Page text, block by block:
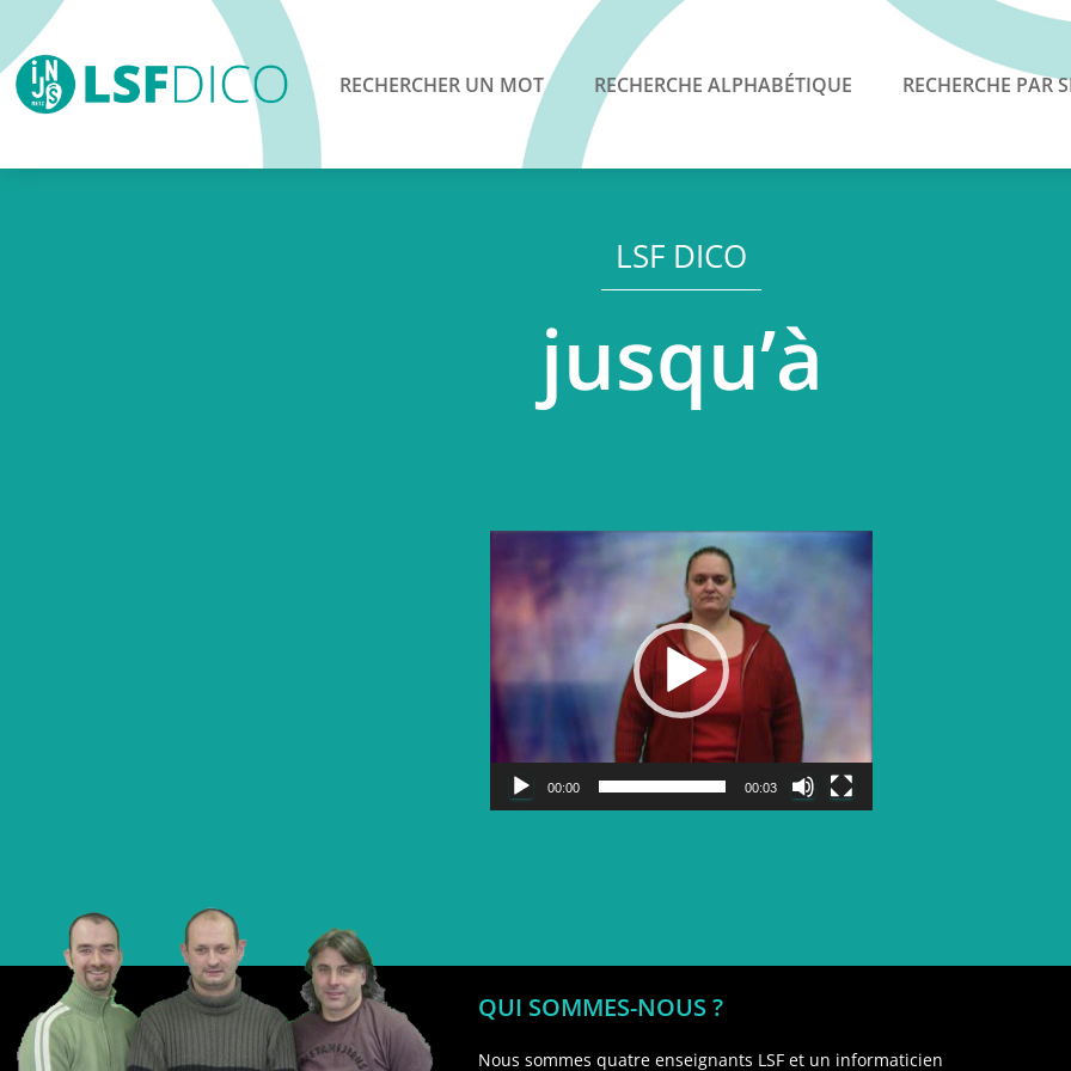
RECHERCHER UN MOT RECHERCHE ALPHABÉTIQUE RECHERCHE PAR
LSF DICO
jusqu’à
Lecteur
vidéo
00:00 00:03
QUI SOMMES-NOUS ?
Nous sommes quatre enseignants LSF et un informaticien